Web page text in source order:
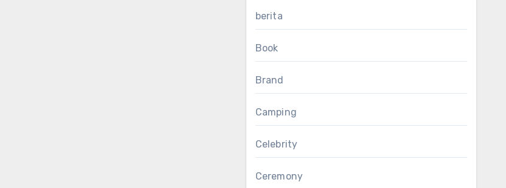
berita
Book
Brand
Camping
Celebrity
Ceremony